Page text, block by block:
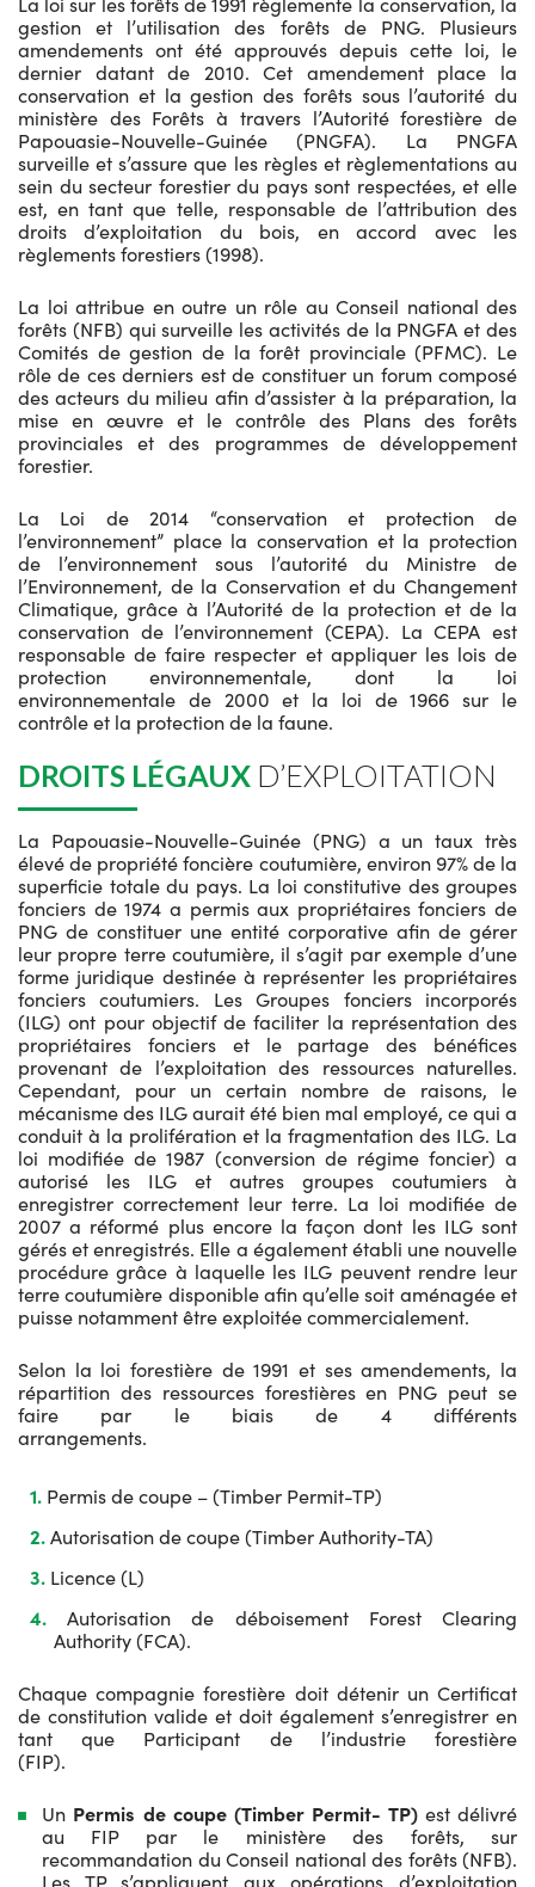
gestion et l’utilisation des forêts de PNG. Plusieurs
amendements ont été approuvés depuis cette loi, le
dernier datant de 2010. Cet amendement place la
conservation et la gestion des forêts sous l’autorité du
ministère des Forêts à travers l’Autorité forestière de
Papouasie-Nouvelle-Guinée (PNGFA). La PNGFA
surveille et s’assure que les règles et règlementations au
sein du secteur forestier du pays sont respectées, et elle
est, en tant que telle, responsable de l’attribution des
droits d’exploitation du bois, en accord avec les
règlements forestiers (1998).
La loi attribue en outre un rôle au Conseil national des
forêts (NFB) qui surveille les activités de la PNGFA et des
Comités de gestion de la forêt provinciale (PFMC). Le
rôle de ces derniers est de constituer un forum composé
des acteurs du milieu afin d’assister à la préparation, la
mise en œuvre et le contrôle des Plans des forêts
provinciales et des programmes de développement
forestier.
La Loi de 2014 “conservation et protection de
l’environnement” place la conservation et la protection
de l’environnement sous l’autorité du Ministre de
l’Environnement, de la Conservation et du Changement
Climatique, grâce à l’Autorité de la protection et de la
conservation de l’environnement (CEPA). La CEPA est
responsable de faire respecter et appliquer les lois de
protection environnementale, dont la loi
environnementale de 2000 et la loi de 1966 sur le
contrôle et la protection de la faune.
DROITS LÉGAUX D’EXPLOITATION
La Papouasie-Nouvelle-Guinée (PNG) a un taux très
élevé de propriété foncière coutumière, environ 97% de la
superficie totale du pays. La loi constitutive des groupes
fonciers de 1974 a permis aux propriétaires fonciers de
PNG de constituer une entité corporative afin de gérer
leur propre terre coutumière, il s’agit par exemple d’une
forme juridique destinée à représenter les propriétaires
fonciers coutumiers. Les Groupes fonciers incorporés
(ILG) ont pour objectif de faciliter la représentation des
propriétaires fonciers et le partage des bénéfices
provenant de l’exploitation des ressources naturelles.
Cependant, pour un certain nombre de raisons, le
mécanisme des ILG aurait été bien mal employé, ce qui a
conduit à la prolifération et la fragmentation des ILG. La
loi modifiée de 1987 (conversion de régime foncier) a
autorisé les ILG et autres groupes coutumiers à
enregistrer correctement leur terre. La loi modifiée de
2007 a réformé plus encore la façon dont les ILG sont
gérés et enregistrés. Elle a également établi une nouvelle
procédure grâce à laquelle les ILG peuvent rendre leur
terre coutumière disponible afin qu’elle soit aménagée et
puisse notamment être exploitée commercialement.
Selon la loi forestière de 1991 et ses amendements, la
répartition des ressources forestières en PNG peut se
faire par le biais de 4 différents
arrangements.
Permis de coupe – (Timber Permit-TP)
Autorisation de coupe (Timber Authority-TA)
Licence (L)
Autorisation de déboisement Forest Clearing
Authority (FCA).
Chaque compagnie forestière doit détenir un Certificat
de constitution valide et doit également s’enregistrer en
tant que Participant de l’industrie forestière
(FIP).
Un Permis de coupe (Timber Permit- TP) est délivré
au FIP par le ministère des forêts, sur
recommandation du Conseil national des forêts (NFB).
Les TP s’appliquent aux opérations d’exploitation